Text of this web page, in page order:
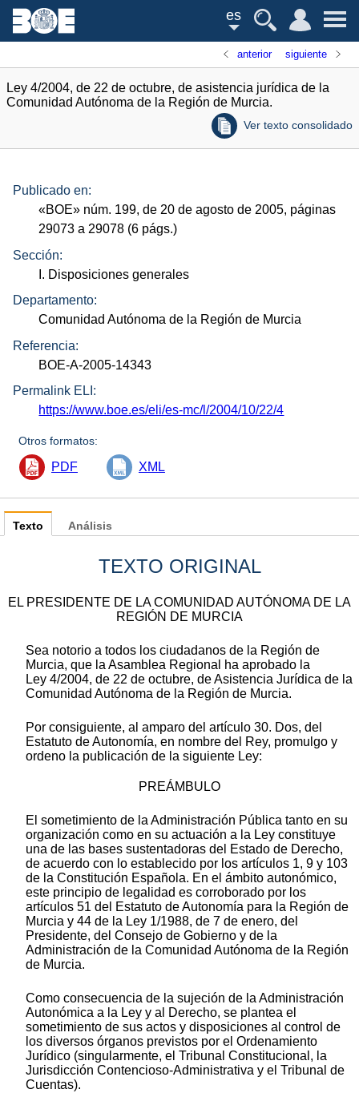
es
anterior siguiente
Ley 4/2004, de 22 de octubre, de asistencia jurídica de la
Comunidad Autónoma de la Región de Murcia.
Ver texto consolidado
Publicado en:
«BOE» núm. 199, de 20 de agosto de 2005, páginas
29073 a 29078 (6 págs.)
Sección:
I. Disposiciones generales
Departamento:
Comunidad Autónoma de la Región de Murcia
Referencia:
BOE-A-2005-14343
Permalink ELI:
https://www.boe.es/eli/es-mc/l/2004/10/22/4
Otros formatos:
PDF XML
Texto
TEXTO ORIGINAL
EL PRESIDENTE DE LA COMUNIDAD AUTÓNOMA DE LA
REGIÓN DE MURCIA
Sea notorio a todos los ciudadanos de la Región de
Murcia, que la Asamblea Regional ha aprobado la
Ley 4/2004, de 22 de octubre, de Asistencia Jurídica de la
Comunidad Autónoma de la Región de Murcia.
Por consiguiente, al amparo del artículo 30. Dos, del
Estatuto de Autonomía, en nombre del Rey, promulgo y
ordeno la publicación de la siguiente Ley:
PREÁMBULO
El sometimiento de la Administración Pública tanto en su
organización como en su actuación a la Ley constituye
una de las bases sustentadoras del Estado de Derecho,
de acuerdo con lo establecido por los artículos 1, 9 y 103
de la Constitución Española. En el ámbito autonómico,
este principio de legalidad es corroborado por los
artículos 51 del Estatuto de Autonomía para la Región de
Murcia y 44 de la Ley 1/1988, de 7 de enero, del
Presidente, del Consejo de Gobierno y de la
Administración de la Comunidad Autónoma de la Región
de Murcia.
Como consecuencia de la sujeción de la Administración
Autonómica a la Ley y al Derecho, se plantea el
sometimiento de sus actos y disposiciones al control de
los diversos órganos previstos por el Ordenamiento
Jurídico (singularmente, el Tribunal Constitucional, la
Jurisdicción Contencioso-Administrativa y el Tribunal de
Cuentas).
Análisis